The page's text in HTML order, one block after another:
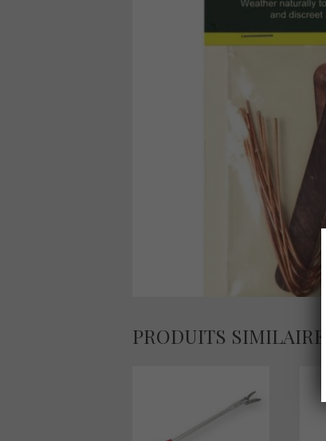
PRODUITS SIMILAIRES